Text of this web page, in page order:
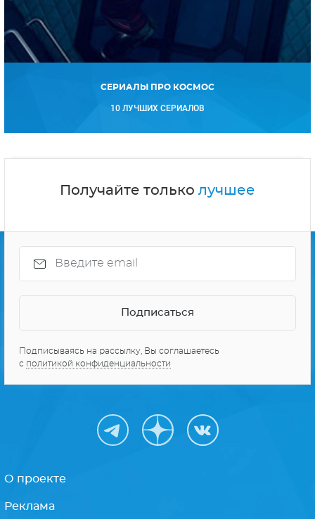
СЕРИАЛЫ ПРО КОСМОС
10 ЛУЧШИХ СЕРИАЛОВ
Получайте только лучшее
Подписываясь на рассылку, Вы соглашаетесь
с политикой конфиденциальности
О проекте
Реклама